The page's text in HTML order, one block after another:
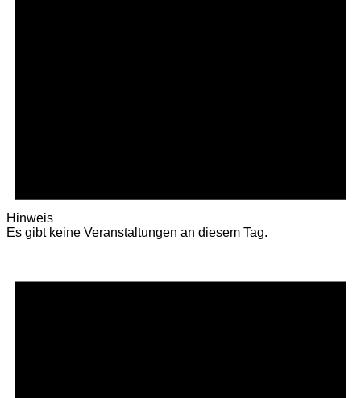
Hinweis
Es gibt keine Veranstaltungen an diesem Tag.